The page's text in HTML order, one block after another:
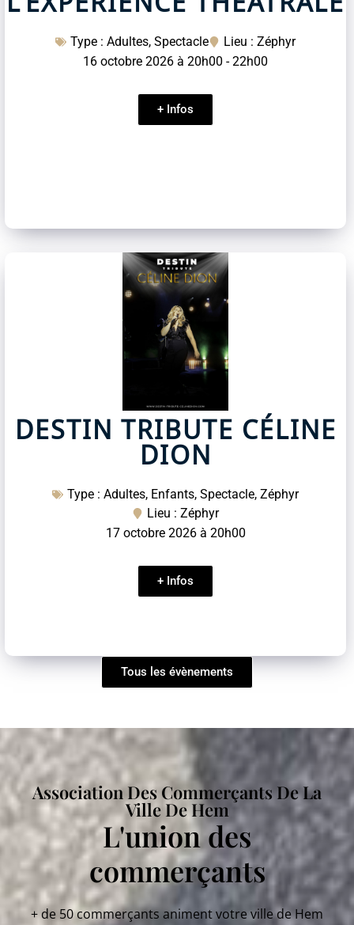
Type : Adultes, Spectacle
Lieu : Zéphyr
16 octobre 2026 à 20h00 -22h00
+ Infos
DESTIN TRIBUTE CÉLINE
DION
Type : Adultes, Enfants, Spectacle, Zéphyr
Lieu : Zéphyr
17 octobre 2026 à 20h00
+ Infos
Tous les évènements
Association Des Commerçants De La
Ville De Hem
L'union des
commerçants
+ de 50 commerçants animent votre ville de Hem